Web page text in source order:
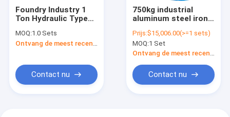
Foundry Industry 1
Ton Hydraulic Type
Furnace For Melting
Copper Brass Bronze
MOQ:1.0 Sets
Contact nu
750kg industrial
aluminum steel iron
forg melt machine
casting furnace
Prijs:$15,006.00(>=1 sets)
MOQ:1 Set
Ontvang de meest recente Prijs
Contact nu